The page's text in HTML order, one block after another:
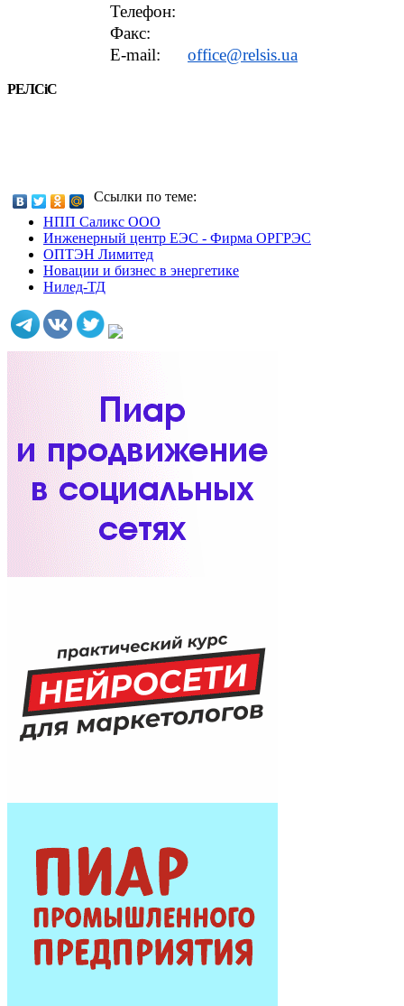
Телефон:
Факс:
E-mail:
office@relsis.ua
РЕЛСiС
Ссылки по теме:
НПП Саликс ООО
Инженерный центр ЕЭС - Фирма ОРГРЭС
ОПТЭН Лимитед
Новации и бизнес в энергетике
Нилед-ТД